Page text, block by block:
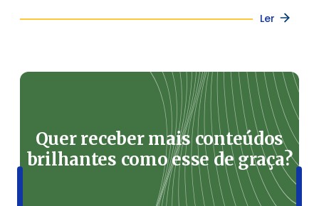
Ler
Quer receber mais conteúdos
brilhantes como esse de graça?